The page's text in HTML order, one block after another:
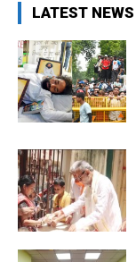
LATEST NEWS